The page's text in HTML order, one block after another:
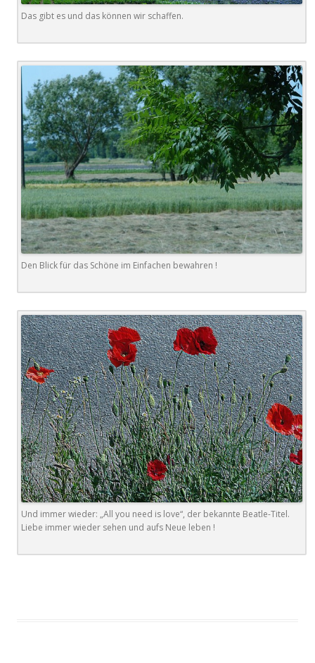
Das gibt es und das können wir schaffen.
Den Blick für das Schöne im Einfachen bewahren !
Und immer wieder: „All you need is love“, der bekannte Beatle-Titel.
Liebe immer wieder sehen und aufs Neue leben !